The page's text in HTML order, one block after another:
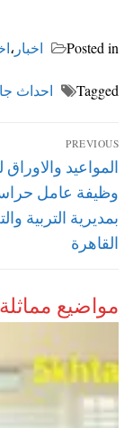
Posted in اخبار ،
Tagged احداث
تصفّح
المقالات
PREVIOUS
Previous
post:
المواعيد والاوراق
وظيفة عامل
بمديرية التربية
القاهرة
مواضيع مماثلة